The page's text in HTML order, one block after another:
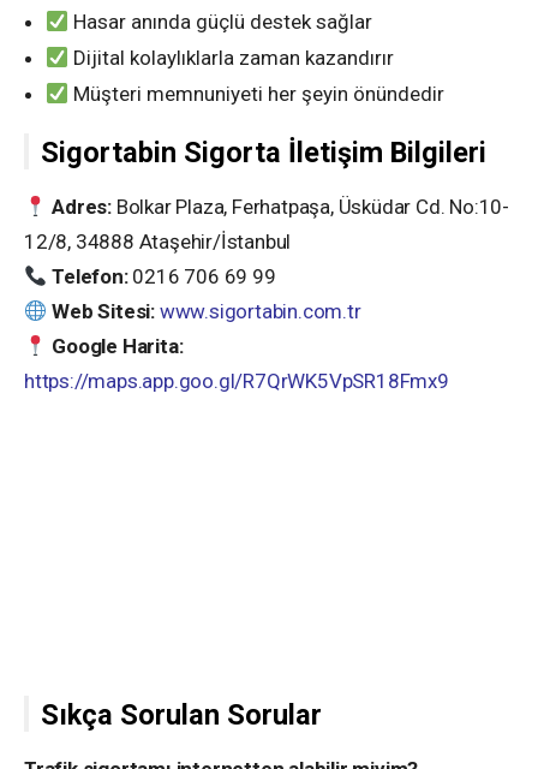
Hasar anında güçlü destek sağlar
Dijital kolaylıklarla zaman kazandırır
Müşteri memnuniyeti her şeyin önündedir
Sigortabin Sigorta İletişim Bilgileri
Adres: Bolkar Plaza, Ferhatpaşa, Üsküdar Cd. No:10-
12/8, 34888 Ataşehir/İstanbul
Telefon:0216 706 69 99
Web Sitesi: www.sigortabin.com.tr
Google Harita:
https://maps.app.goo.gl/R7QrWK5VpSR18Fmx9
Sıkça Sorulan Sorular